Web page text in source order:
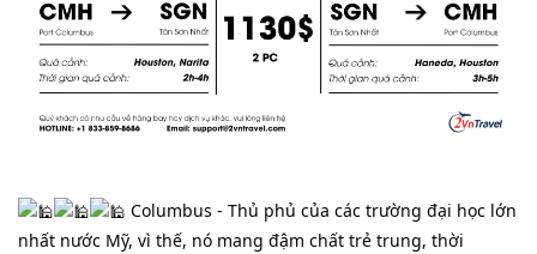
Columbus - Thủ phủ của các trường đại học lớn
nhất nước Mỹ, vì thế, nó mang đậm chất trẻ trung, thời